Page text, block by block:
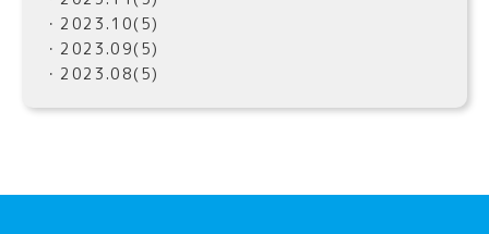
・2023.10(5)
・2023.09(5)
・2023.08(5)